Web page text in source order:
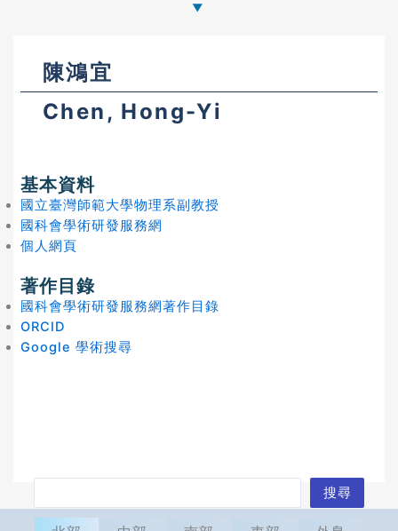
陳鴻宜
Chen, Hong-Yi
基本資料
國立臺灣師範大學物理系副教授
國科會學術研發服務網
個人網頁
著作目錄
國科會學術研發服務網著作目錄
ORCID
Google 學術搜尋
尋
搜尋